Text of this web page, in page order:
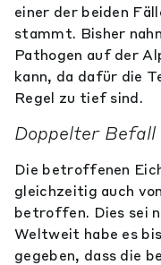
einer der beiden
stammt. Bisher
Pathogen auf der
kann, da dafür die
Regel zu tief sind.
Doppelter Befall
Die betroffenen
gleichzeitig auch
betroffen. Dies sei
Weltweit habe es
gegeben, dass die